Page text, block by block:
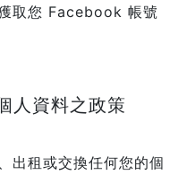
取您 Facebook 帳號
人資料之政策
出租或交換任何您的個